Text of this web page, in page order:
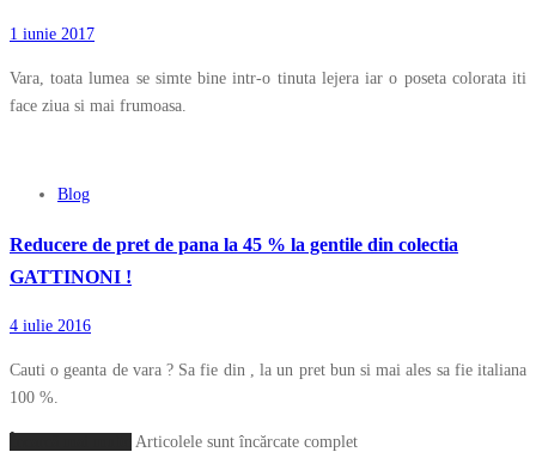
1 iunie 2017
Vara, toata lumea se simte bine intr-o tinuta lejera iar o poseta colorata iti
face ziua si mai frumoasa.
Blog
Reducere de pret de pana la 45 % la gentile din colectia
GATTINONI !
4 iulie 2016
Cauti o geanta de vara ? Sa fie din , la un pret bun si mai ales sa fie italiana
100 %.
Articolele sunt încărcate complet